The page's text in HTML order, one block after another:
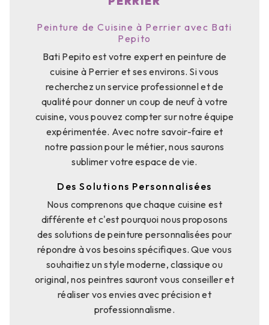
Peinture de Cuisine à Perrier avec Bati
Pepito
Bati Pepito est votre expert en peinture de
cuisine à Perrier et ses environs. Si vous
recherchez un service professionnel et de
qualité pour donner un coup de neuf à votre
cuisine, vous pouvez compter sur notre équipe
expérimentée. Avec notre savoir-faire et
notre passion pour le métier, nous saurons
sublimer votre espace de vie.
Des Solutions Personnalisées
Nous comprenons que chaque cuisine est
différente et c'est pourquoi nous proposons
des solutions de peinture personnalisées pour
répondre à vos besoins spécifiques. Que vous
souhaitiez un style moderne, classique ou
original, nos peintres sauront vous conseiller et
réaliser vos envies avec précision et
professionnalisme.